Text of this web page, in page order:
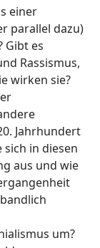
einer
parallel dazu)
Gibt es
Rassismus,
wirken sie?
Jahrhundert
in diesen
aus und wie
um?